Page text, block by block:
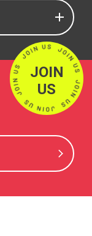
JOIN
US